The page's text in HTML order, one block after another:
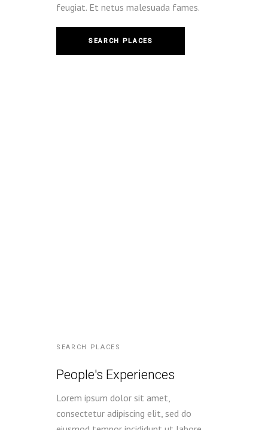
feugiat. Et netus malesuada fames.
SEARCH PLACES
SEARCH PLACES
People's Experiences
Lorem ipsum dolor sit amet,
consectetur adipiscing elit, sed do